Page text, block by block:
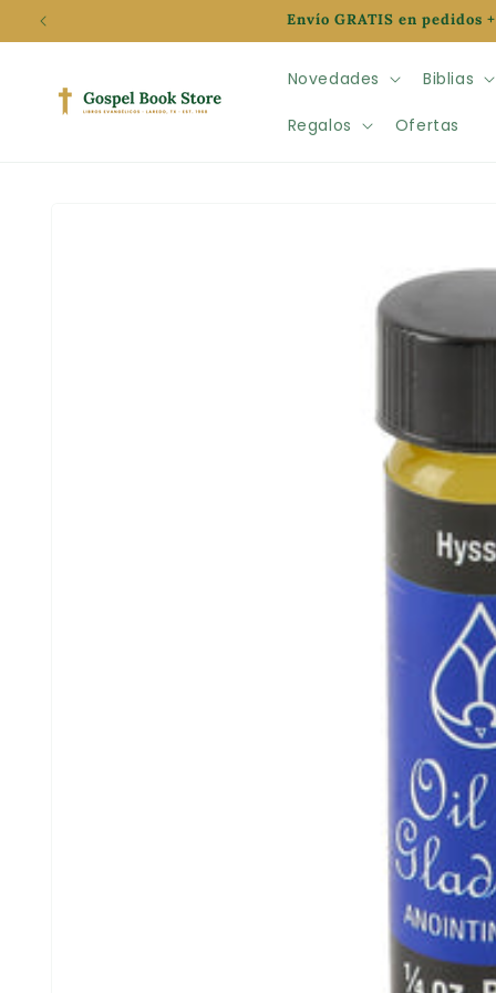
directamente
al contenido
Envío GRATIS en pedidos
Novedades Biblias
Regalos Ofertas